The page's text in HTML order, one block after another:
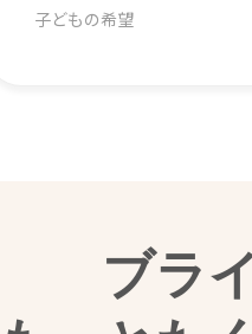
子どもの希望
ブラ